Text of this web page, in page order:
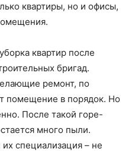
квартиры, но и офисы,
квартир после
бригад.
ремонт, по
помещение в порядок. Но
После такой горе-
много пыли.
специализация – не